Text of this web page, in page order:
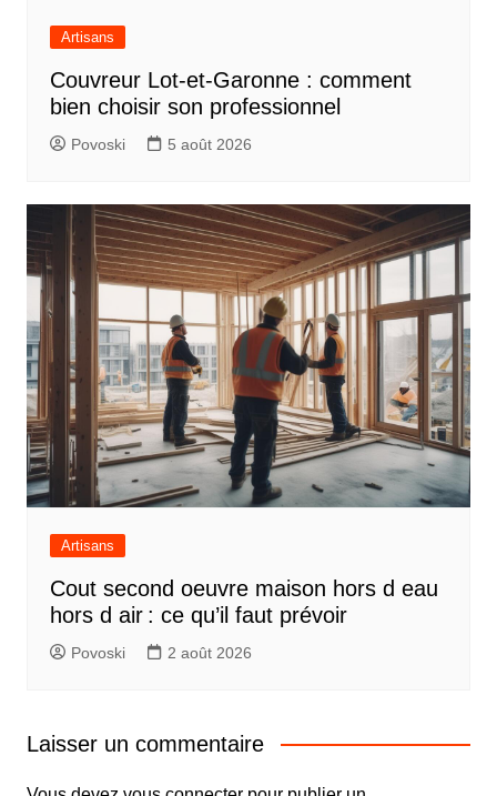
Artisans
Couvreur Lot-et-Garonne : comment
bien choisir son professionnel
Povoski 5 août 2026
Artisans
Cout second oeuvre maison hors d eau
hors d air : ce qu’il faut prévoir
Povoski 2 août 2026
Laisser un commentaire